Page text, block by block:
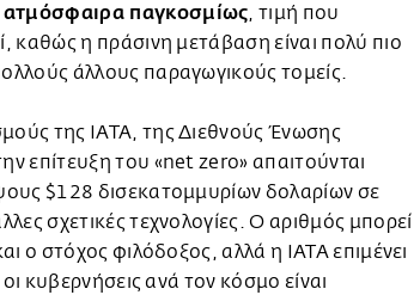
παγκοσμίως, τιμή που
καθώς η πράσινη μετάβαση είναι πολύ πιο
άλλους παραγωγικούς τομείς.
της IATA, της Διεθνούς Ένωσης
επίτευξη του «net zero» απαιτούνται
$128 δισεκατομμυρίων δολαρίων σε
σχετικές τεχνολογίες. Ο αριθμός μπορεί
ο στόχος φιλόδοξος, αλλά η IATA επιμένει
οι κυβερνήσεις ανά τον κόσμο είναι